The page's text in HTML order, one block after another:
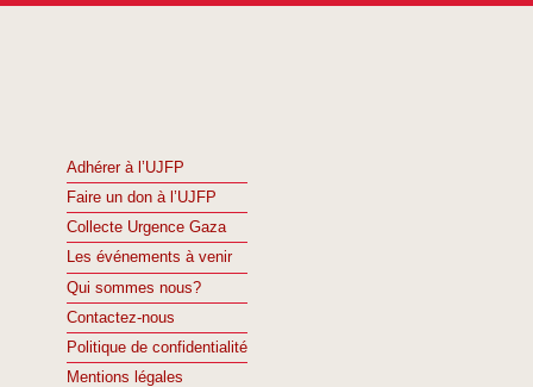
Adhérer à l’UJFP
Faire un don à l’UJFP
Collecte Urgence Gaza
Les événements à venir
Qui sommes nous?
Contactez-nous
Politique de confidentialité
Mentions légales